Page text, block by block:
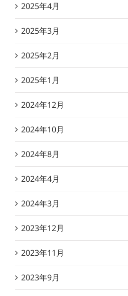
2025年4月
2025年3月
2025年2月
2025年1月
2024年12月
2024年10月
2024年8月
2024年4月
2024年3月
2023年12月
2023年11月
2023年9月